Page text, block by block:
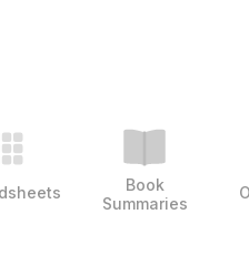
Book
Summaries